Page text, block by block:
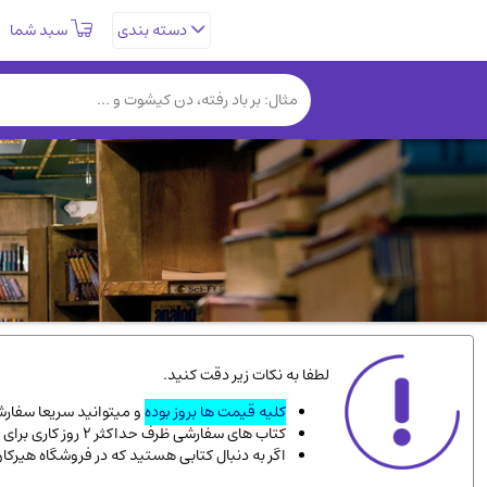
دسته بندی سبد شما
کتب نادر و کمیاب(19)
فلسفه و جامعه شناسی(151)
دانشگاهی و آموزشی(534)
ورزشی و تربیت بدنی
سیاسی(116)
کتاب های مصور رنگی و گلاسه(23)
دایره المعارف و فرهنگ
سینما و فیلم
زندگینامه شهدا
لطفا به نکات زیر دقت کنید.
کلیه قیمت ها بروز بودهو میتوانید سریعا
کتاب های سفارشی ظرف حداکثر 2 روز کاری برای پست پیشتاز، و 3 روز کاری برای پست سفارشی، به دست شما میرسد.
اگر به دنبال کتابی هستید که در فروشگاه